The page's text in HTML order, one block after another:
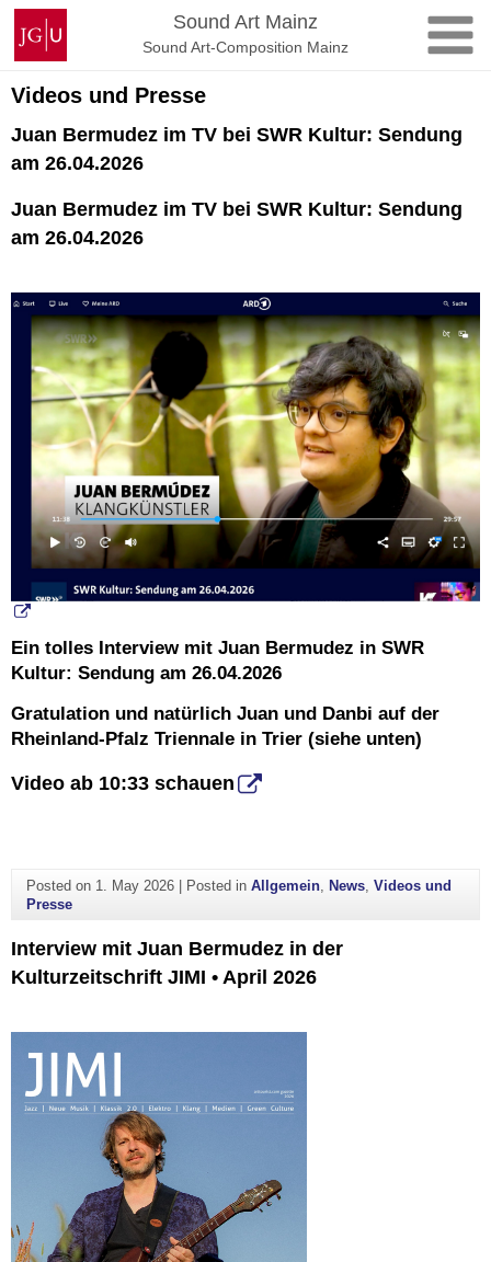
Skip
content
Johannes
Gutenberg
University
Mainz
Sound Art Mainz
Sound Art-Composition Mainz
Videos und Presse
Juan Bermudez im TV bei SWR Kultur: Sendung
am 26.04.2026
Juan Bermudez im TV bei SWR Kultur: Sendung
am 26.04.2026
Ein tolles Interview mit Juan Bermudez in SWR
Kultur: Sendung am 26.04.2026
Gratulation und natürlich Juan und Danbi auf der
Rheinland-Pfalz Triennale in Trier (siehe unten)
Video ab 10:33 schauen
Posted on 1. May 2026| Posted in Allgemein, News, Videos und
Presse
Interview mit Juan Bermudez in der
Kulturzeitschrift JIMI • April 2026